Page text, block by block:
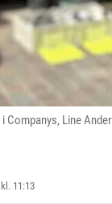
Companys, Line
11:13